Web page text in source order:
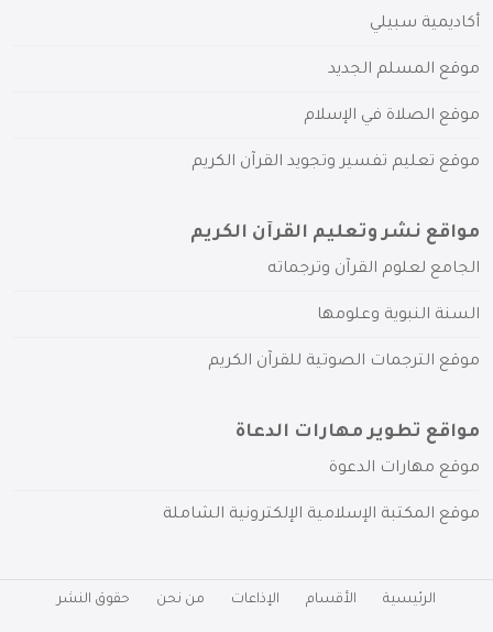
أكاديمية سبيلي
موقع المسلم الجديد
موقع الصلاة في الإسلام
موقع تعليم تفسير وتجويد القرآن الكريم
مواقع نشر وتعليم القرآن الكريم
الجامع لعلوم القرآن وترجماته
السنة النبوية وعلومها
موقع الترجمات الصوتية للقرآن الكريم
مواقع تطوير مهارات الدعاة
موقع مهارات الدعوة
موقع المكتبة الإسلامية الإلكترونية الشاملة
الرئيسية الأقسام الإذاعات من نحن حقوق النشر